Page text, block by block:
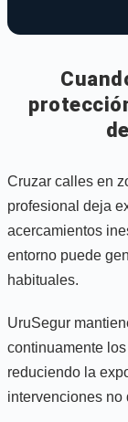
Cruzar calles en
profesional deja
acercamientos
entorno puede
habituales.
UruSegur
continuamente
reduciendo la
intervenciones no